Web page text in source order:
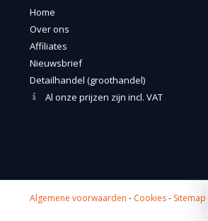
Home
Over ons
Affiliates
Nieuwsbrief
Detailhandel (groothandel)
Al onze prijzen zijn incl. VAT
Algemene voorwaarden - Cookies- Sitemap